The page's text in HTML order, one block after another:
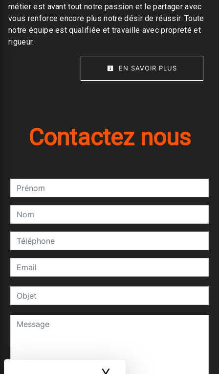
métier est avant tout notre passion et le partager avec
vous renforce encore plus notre désir de réussir. Toute
notre équipe est qualifiée et travaille avec propreté et
rigueur.
EN SAVOIR PLUS
Contactez nous